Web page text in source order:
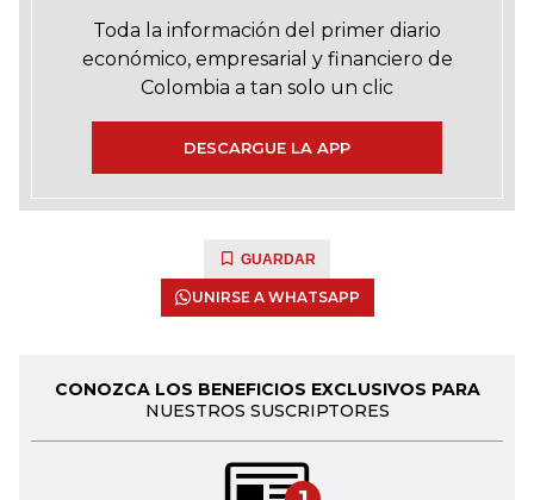
Toda la información del primer diario
económico, empresarial y financiero de
Colombia a tan solo un clic
DESCARGUE LA APP
GUARDAR
UNIRSE A WHATSAPP
CONOZCA LOS BENEFICIOS EXCLUSIVOS PARA
NUESTROS SUSCRIPTORES